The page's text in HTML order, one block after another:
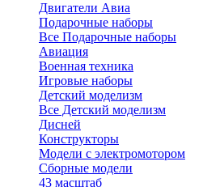
Двигатели Авиа
Подарочные наборы
Все Подарочные наборы
Авиация
Военная техника
Игровые наборы
Детский моделизм
Все Детский моделизм
Дисней
Конструкторы
Модели с электромотором
Сборные модели
43 масштаб